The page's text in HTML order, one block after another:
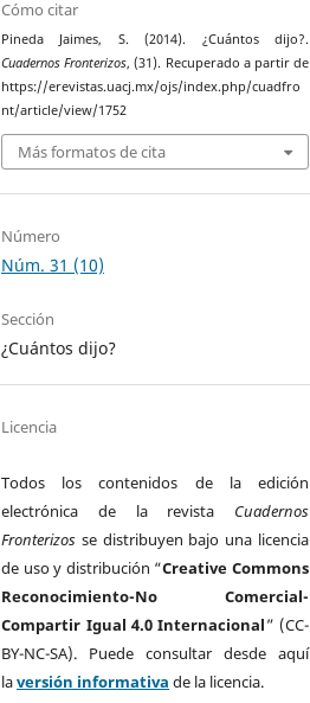
Cómo citar
Pineda Jaimes, S. (2014). ¿Cuántos dijo?.
Cuadernos Fronterizos, (31). Recuperado a partir de
https://erevistas.uacj.mx/ojs/index.php/cuadfro
nt/article/view/1752
Más formatos de cita
Número
Núm. 31 (10)
Sección
¿Cuántos dijo?
Licencia
Todos los contenidos de la edición
electrónica de la revista Cuadernos
Fronterizos se distribuyen bajo una licencia
de uso y distribución “Creative Commons
Reconocimiento-No Comercial-
Compartir Igual 4.0 Internacional” (CC-
BY-NC-SA). Puede consultar desde aquí
laversión informativa de la licencia.